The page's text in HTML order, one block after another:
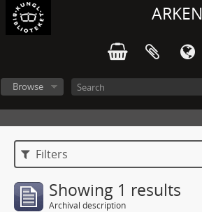
ARKEN
Browse
Filters
Showing 1 results
Archival description